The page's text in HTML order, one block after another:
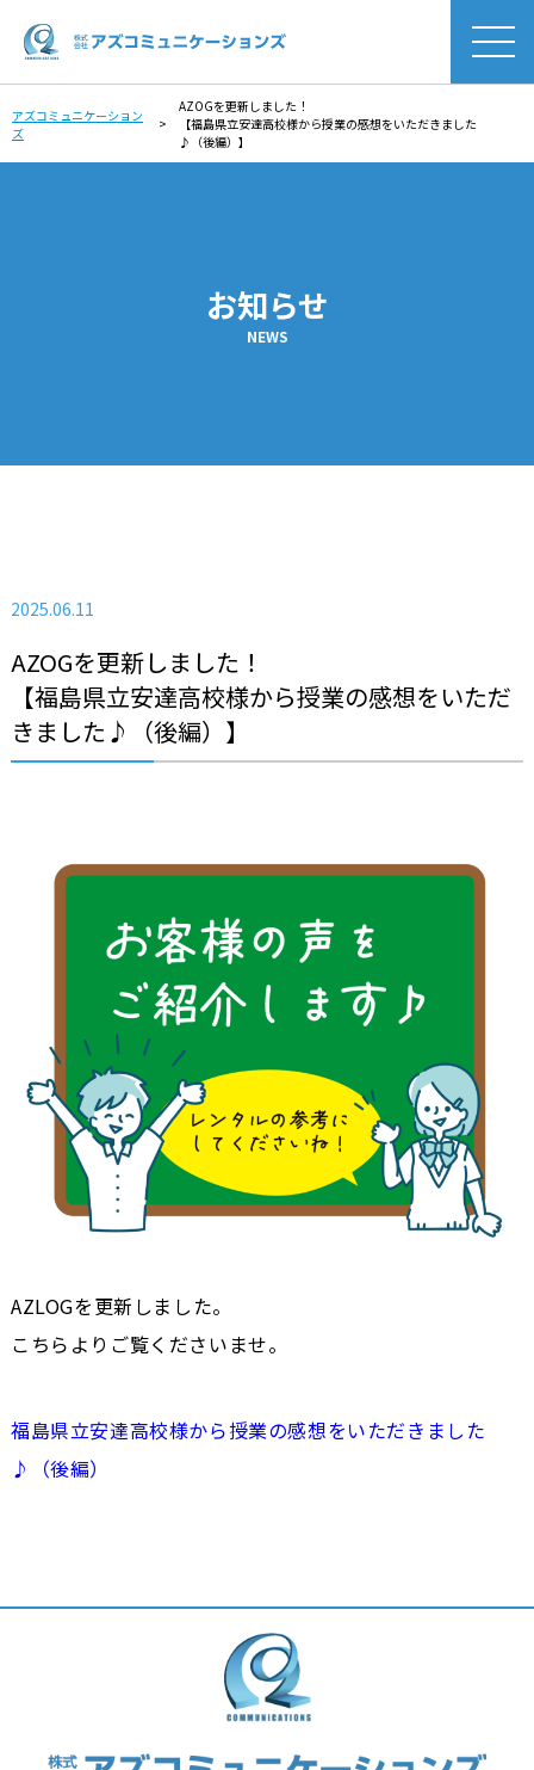
アズコミュニケーション
ズ
>
AZOGを更新しました！
【福島県立安達高校様から授業の感想をいただきました
♪（後編）】
お知らせ
NEWS
2025.06.11
AZOGを更新しました！
【福島県立安達高校様から授業の感想をいただ
きました♪（後編）】
AZLOGを更新しました。
こちらよりご覧くださいませ。
福島県立安達高校様から授業の感想をいただきました
♪（後編）